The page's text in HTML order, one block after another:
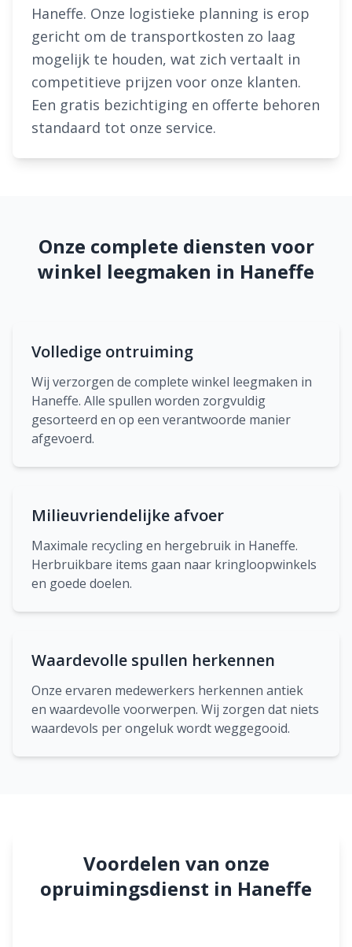
Haneffe. Onze logistieke planning is erop
gericht om de transportkosten zo laag
mogelijk te houden, wat zich vertaalt in
competitieve prijzen voor onze klanten.
Een gratis bezichtiging en offerte behoren
standaard tot onze service.
Onze complete diensten voor
winkel leegmaken in Haneffe
Volledige ontruiming
Wij verzorgen de complete winkel leegmaken in
Haneffe. Alle spullen worden zorgvuldig
gesorteerd en op een verantwoorde manier
afgevoerd.
Milieuvriendelijke afvoer
Maximale recycling en hergebruik in Haneffe.
Herbruikbare items gaan naar kringloopwinkels
en goede doelen.
Waardevolle spullen herkennen
Onze ervaren medewerkers herkennen antiek
en waardevolle voorwerpen. Wij zorgen dat niets
waardevols per ongeluk wordt weggegooid.
Voordelen van onze
opruimingsdienst in Haneffe